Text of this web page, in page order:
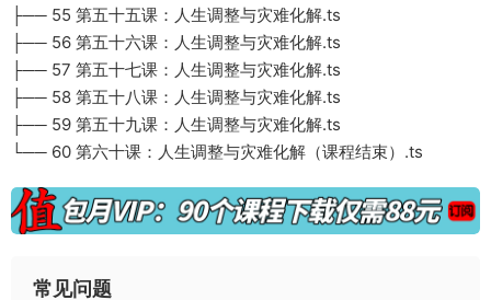
├── 55 第五十五课：人生调整与灾难化解.ts
├── 56 第五十六课：人生调整与灾难化解.ts
├── 57 第五十七课：人生调整与灾难化解.ts
├── 58 第五十八课：人生调整与灾难化解.ts
├── 59 第五十九课：人生调整与灾难化解.ts
└── 60 第六十课：人生调整与灾难化解（课程结束）.ts
常见问题